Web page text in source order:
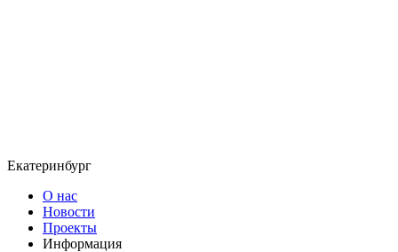
Екатеринбург
О нас
Новости
Проекты
Информация